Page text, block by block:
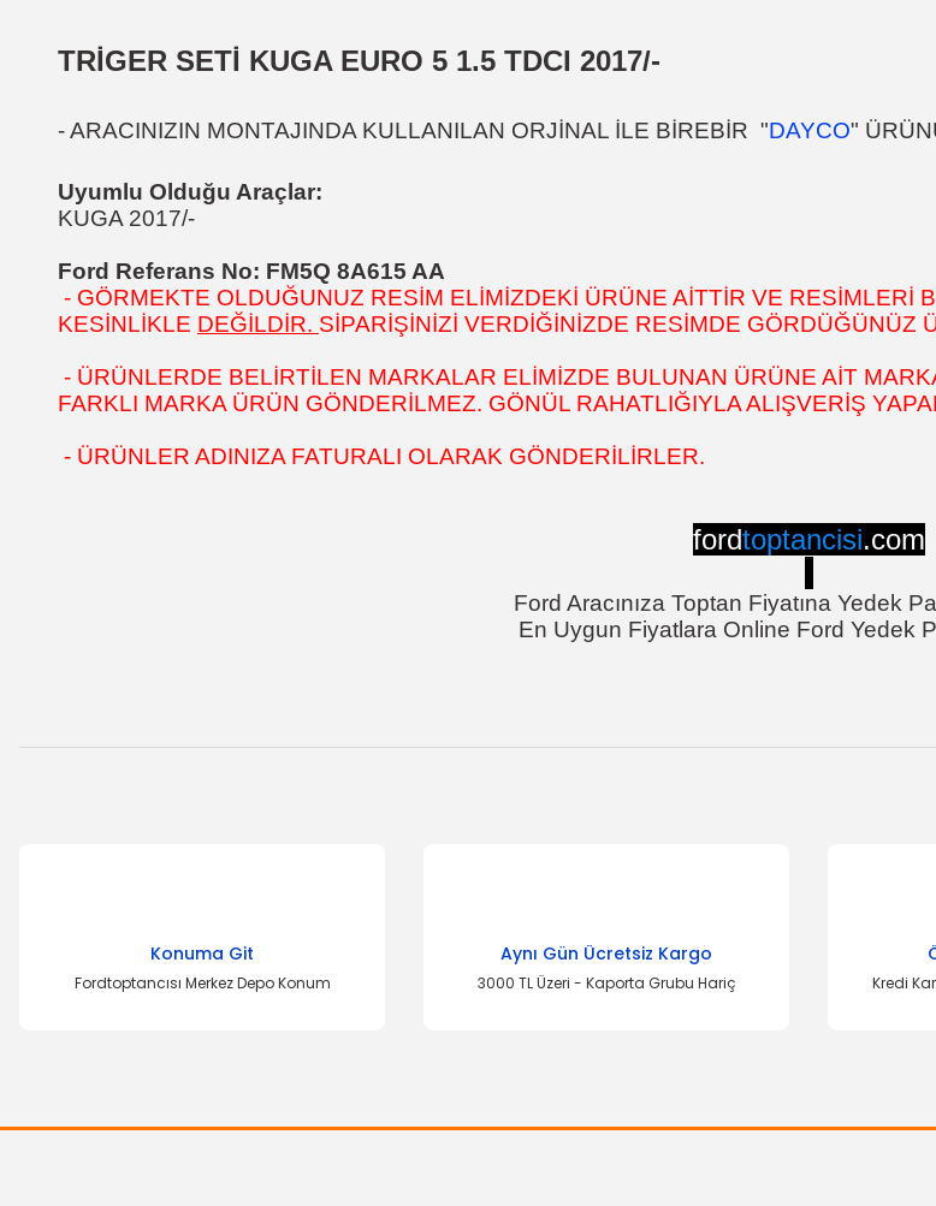
TRİGER SETİ KUGA EURO 5 1.5 TDCI 2017/-
- ARACINIZIN MONTAJINDA KULLANILAN ORJİNAL İLE BİREBİR "DAYCO"
Uyumlu Olduğu Araçlar:
KUGA 2017/-
Ford Referans No: FM5Q 8A615 AA
- GÖRMEKTE OLDUĞUNUZ RESİM ELİMİZDEKİ ÜRÜNE AİTTİR VE RESİMLERİ
KESİNLİKLE DEĞİLDİR. SİPARİŞİNİZİ VERDİĞİNİZDE RESİMDE GÖRDÜĞÜNÜZ
- ÜRÜNLERDE BELİRTİLEN MARKALAR ELİMİZDE BULUNAN ÜRÜNE AİT
FARKLI MARKA ÜRÜN GÖNDERİLMEZ. GÖNÜL RAHATLIĞIYLA ALIŞVERİŞ
- ÜRÜNLER ADINIZA FATURALI OLARAK GÖNDERİLİRLER.
fordtoptancisi.com
Ford Aracınıza Toptan Fiyatına Yedek
En Uygun Fiyatlara Online Ford Yedek
Ürün açıklamasında eksik bilgiler bulunuyor.
Konuma Git
Fordtoptancısı Merkez Depo Konum
Aynı Gün Ücretsiz Kargo
3000 TL Üzeri - Kaporta Grubu Hariç Kredi